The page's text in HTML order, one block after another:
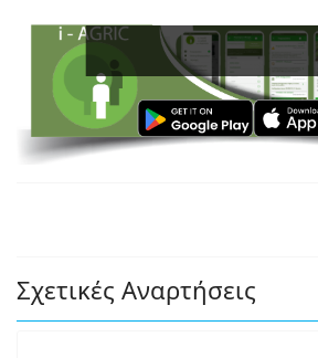
Σχετικές Αναρτήσεις